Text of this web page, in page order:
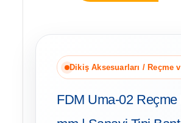
Dikiş Aksesuarları / Reçme
FDM Uma-02 Reçme